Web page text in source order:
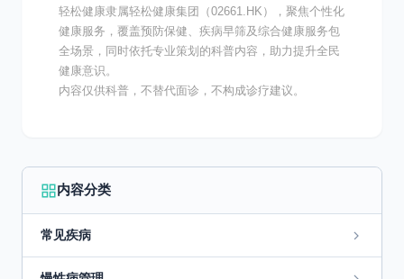
轻松健康隶属轻松健康集团（02661.HK），聚焦个性化
健康服务，覆盖预防保健、疾病早筛及综合健康服务包
全场景，同时依托专业策划的科普内容，助力提升全民
健康意识。
内容仅供科普，不替代面诊，不构成诊疗建议。
内容分类
常见疾病